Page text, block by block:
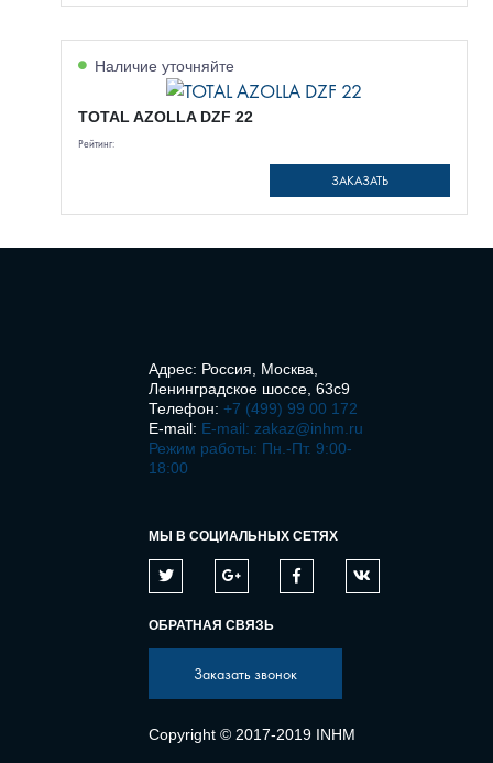
Наличие уточняйте
TOTAL AZOLLA DZF 22
Рейтинг:
ЗАКАЗАТЬ
Адрес: Россия, Москва,
Ленинградское шоссе, 63с9
Телефон: +7 (499) 99 00 172
E-mail: E-mail: zakaz@inhm.ru
Режим работы: Пн.-Пт. 9:00-
18:00
МЫ В СОЦИАЛЬНЫХ СЕТЯХ
ОБРАТНАЯ СВЯЗЬ
Заказать звонок
Copyright © 2017-2019 INHM